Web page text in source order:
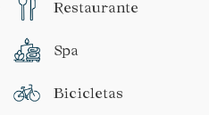
Restaurante
Spa
Bicicletas